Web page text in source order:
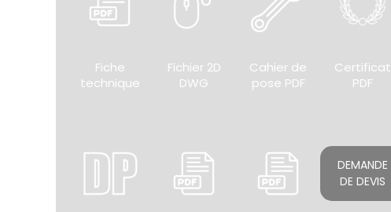
Fiche
technique
Fichier 2D
DWG
Cahier de
pose PDF
Certificat
PDF
DEMANDE
DE DEVIS